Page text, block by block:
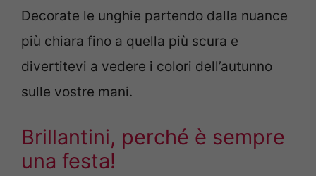
Decorate le unghie partendo dalla nuance
più chiara fino a quella più scura e
divertitevi a vedere i colori dell’autunno
sulle vostre mani.
Brillantini, perché è sempre
una festa!